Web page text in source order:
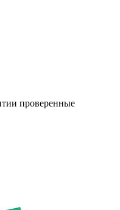
проверенные